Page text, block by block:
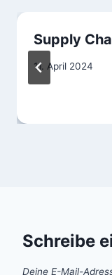
Supply
11. April 2024
Schreibe
Deine E-Mail-